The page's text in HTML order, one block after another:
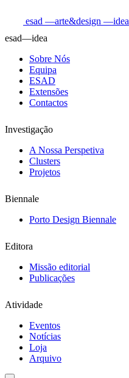
esad —arte&design —idea
esad—idea
Sobre Nós
Equipa
ESAD
Extensões
Contactos
Investigação
A Nossa Perspetiva
Clusters
Projetos
Biennale
Porto Design Biennale
Editora
Missão editorial
Publicações
Atividade
Eventos
Notícias
Loja
Arquivo